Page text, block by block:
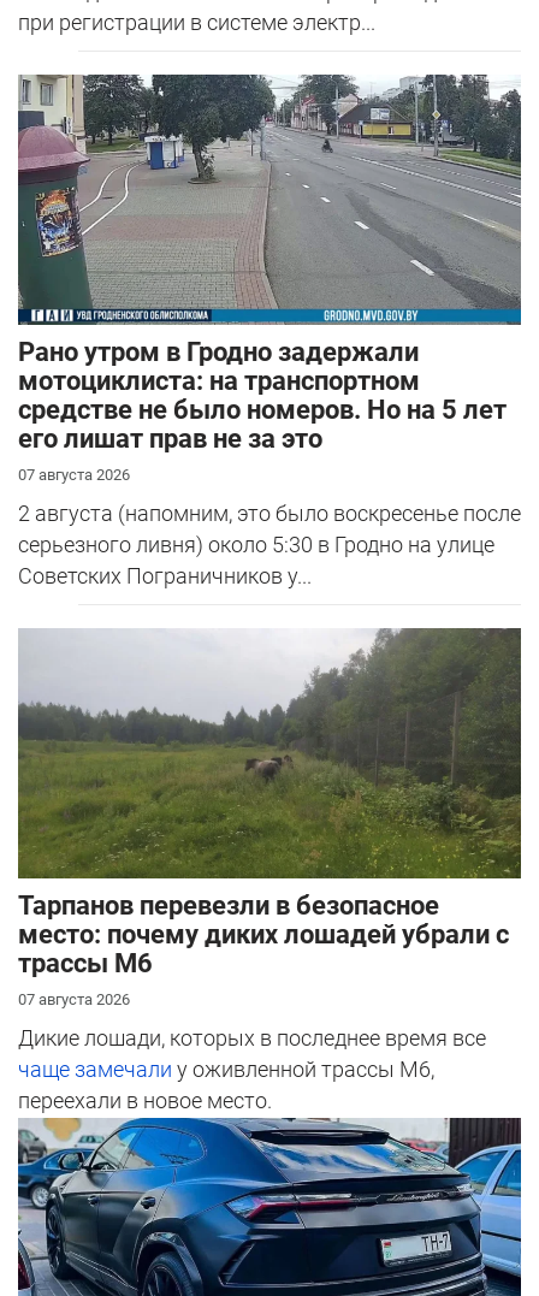
при регистрации в системе электр...
Рано утром в Гродно задержали
мотоциклиста: на транспортном
средстве не было номеров. Но на 5 лет
его лишат прав не за это
07 августа 2026
2 августа (напомним, это было воскресенье после
серьезного ливня) около 5:30 в Гродно на улице
Советских Пограничников у...
Тарпанов перевезли в безопасное
место: почему диких лошадей убрали с
трассы М6
07 августа 2026
Дикие лошади, которых в последнее время все
чаще замечали у оживленной трассы М6,
переехали в новое место.